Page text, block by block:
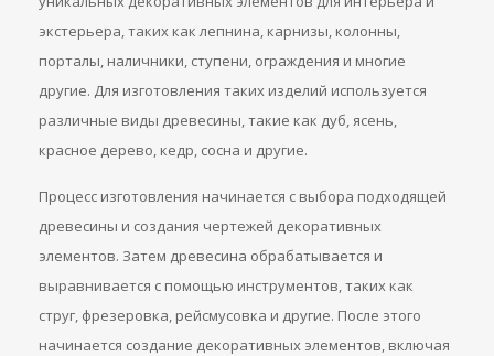
экстерьера, таких как лепнина, карнизы, колонны,
порталы, наличники, ступени, ограждения и многие
другие. Для изготовления таких изделий используется
различные виды древесины, такие как дуб, ясень,
красное дерево, кедр, сосна и другие.
Процесс изготовления начинается с выбора подходящей
древесины и создания чертежей декоративных
элементов. Затем древесина обрабатывается и
выравнивается с помощью инструментов, таких как
струг, фрезеровка, рейсмусовка и другие. После этого
начинается создание декоративных элементов, включая